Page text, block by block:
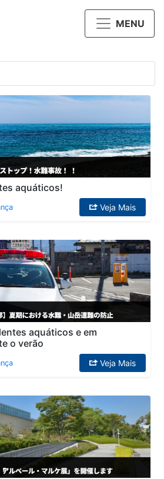
MENU
aquáticos!
Veja Mais
aquáticos e em
o verão
Veja Mais